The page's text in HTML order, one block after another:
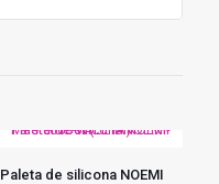
Paleta de silicona NOEMI